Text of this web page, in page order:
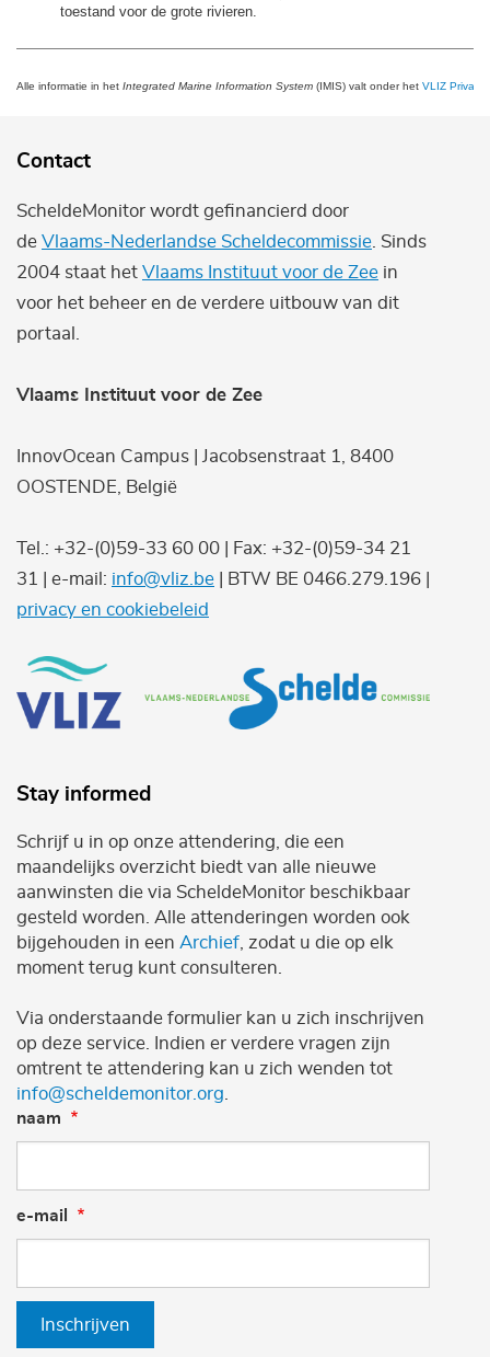
toestand voor de grote rivieren.
Alle informatie in het Integrated Marine Information System (IMIS) valt onder het VLIZ Privacy
Contact
ScheldeMonitor wordt gefinancierd door
de Vlaams-Nederlandse Scheldecommissie . Sinds
2004 staat het Vlaams Instituut voor de Zee in
voor het beheer en de verdere uitbouw van dit
portaal.
Vlaams Instituut voor de Zee
InnovOcean Campus | Jacobsenstraat 1, 8400
OOSTENDE, België
Tel.: +32-(0)59-33 60 00 | Fax: +32-(0)59-34 21
31 | e-mail: info@vliz.be | BTW BE 0466.279.196 |
privacy en cookiebeleid
Stay informed
Schrijf u in op onze attendering, die een
maandelijks overzicht biedt van alle nieuwe
aanwinsten die via ScheldeMonitor beschikbaar
gesteld worden. Alle attenderingen worden ook
bijgehouden in een Archief , zodat u die op elk
moment terug kunt consulteren.
Via onderstaande formulier kan u zich inschrijven
op deze service. Indien er verdere vragen zijn
omtrent te attendering kan u zich wenden tot
info@scheldemonitor.org
naam
e-mail
Inschrijven